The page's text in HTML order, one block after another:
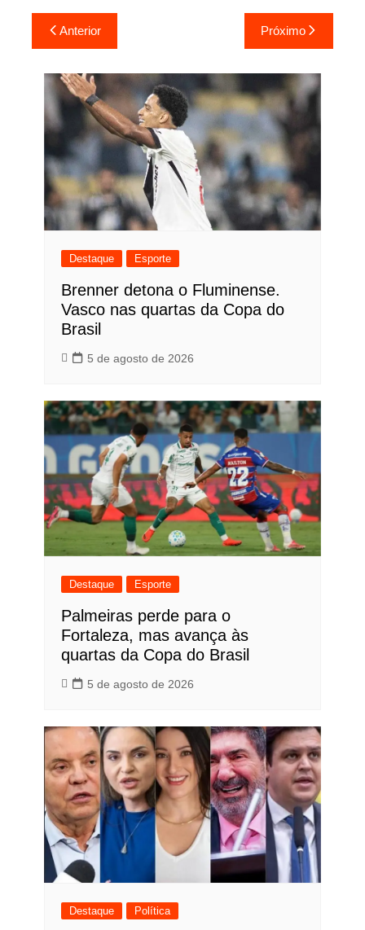
Navegação
de
Post
Anterior Próximo
Destaque Esporte
Brenner detona o Fluminense.
Vasco nas quartas da Copa do
Brasil
5 de agosto de 2026
Destaque Esporte
Palmeiras perde para o
Fortaleza, mas avança às
quartas da Copa do Brasil
5 de agosto de 2026
Destaque Política